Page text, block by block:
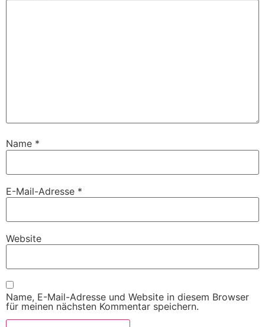
Name *
E-Mail-Adresse *
Website
Name, E-Mail-Adresse und Website in diesem Browser
für meinen nächsten Kommentar speichern.